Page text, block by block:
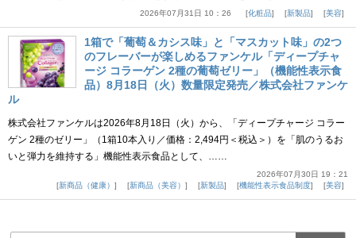
2026年07月31日 10：26 化粧品 新製品 美容
1箱で「葡萄＆カシス味」と「マスカット味」の2つ
のフレーバーが楽しめるファンケル「ディープチャ
ージ コラーゲン 2種の葡萄ゼリー」（機能性表示食
品）8月18日（火）数量限定発売／株式会社ファンケ
ル
株式会社ファンケルは2026年8月18日（火）から、「ディープチャージ コラー
ゲン 2種のゼリー」（1箱10本入り／価格：2,494円＜税込＞）を「肌のうるお
いと弾力を維持する」機能性表示食品として、……
2026年07月30日 19：21
新商品（健康）
新商品（美容） 新製品 機能性表示食品制度 美容